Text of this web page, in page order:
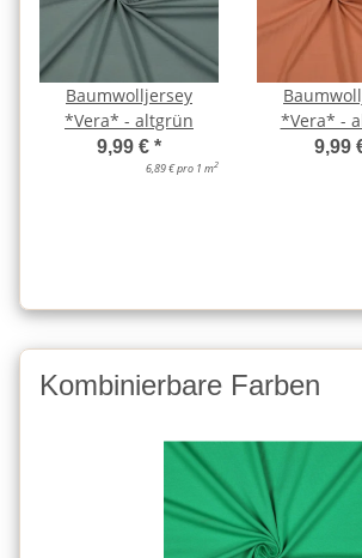
Baumwolljersey
*Vera* - altgrün
9,99 € *
6,89 € pro 1 m2
*Vera* -
9,99
Kombinierbare Farben